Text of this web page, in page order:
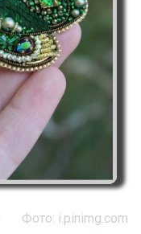
Фото: i.pinimg.com